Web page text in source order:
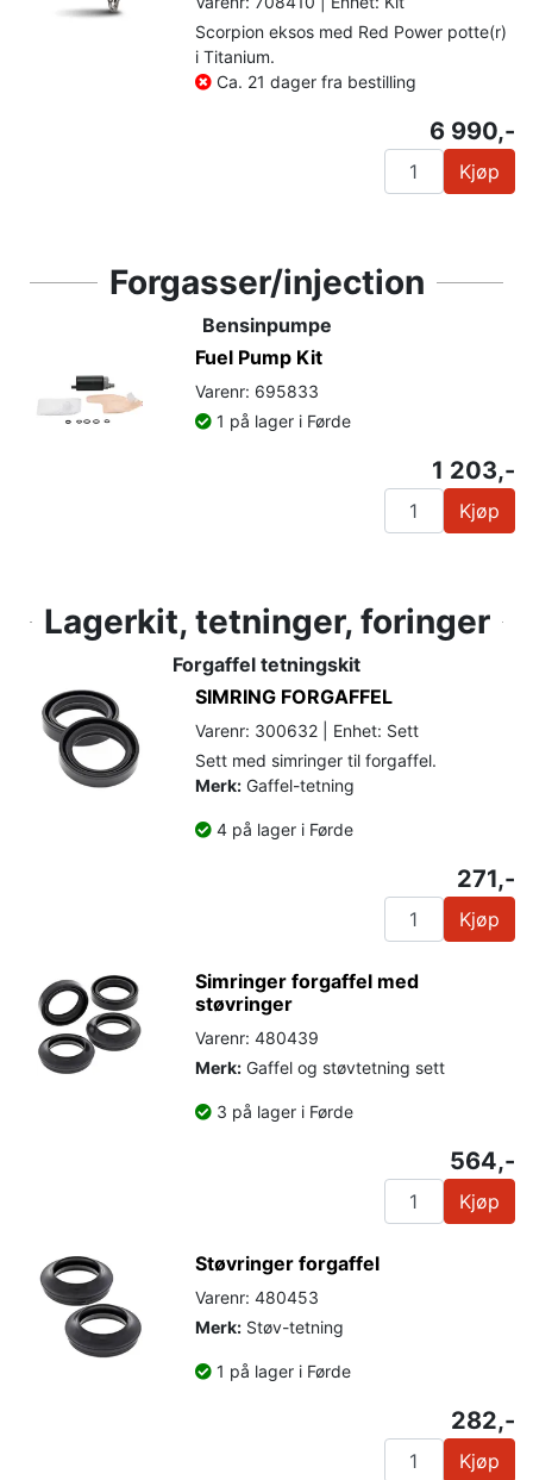
Scorpion eksos med Red Power potte(r)
i Titanium.
Ca. 21 dager fra bestilling
6 990,-
Kjøp
Forgasser/injection
Bensinpumpe
Fuel Pump Kit
Varenr: 695833
1 på lager i Førde
1 203,-
Kjøp
Lagerkit, tetninger, foringer
Forgaffel tetningskit
SIMRING FORGAFFEL
Varenr: 300632 | Enhet: Sett
Sett med simringer til forgaffel.
Merk: Gaffel-tetning
4 på lager i Førde
271,-
Kjøp
Simringer forgaffel med
støvringer
Varenr: 480439
Merk: Gaffel og støvtetning sett
3 på lager i Førde
564,-
Kjøp
Støvringer forgaffel
Varenr: 480453
Merk: Støv-tetning
1 på lager i Førde
282,-
Kjøp